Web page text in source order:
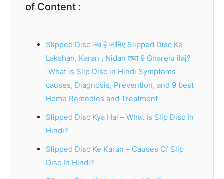
of Content :
Slipped Disc क्या है जानिए Slipped Disc Ke
Lakshan, Karan , Nidan तथा 9 Gharelu ilaj?
|What is Slip Disc in Hindi Symptoms
causes, Diagnosis, Prevention, and 9 best
Home Remedies and Treatment
Slipped Disc Kya Hai – What Is Slip Disc In
Hindi?
Slipped Disc Ke Karan – Causes Of Slip
Disc In Hindi?